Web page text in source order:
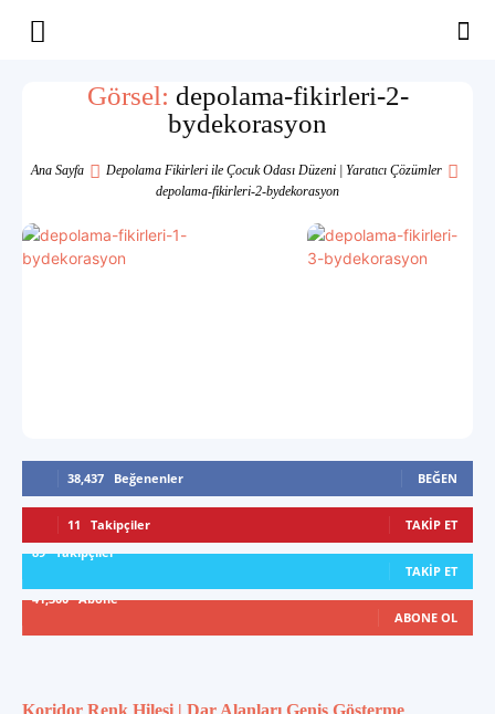
Yaşam
İlham
Görsel: depolama-fikirleri-2-
bydekorasyon
Ana Sayfa
Depolama Fikirleri ile Çocuk Odası Düzeni | Yaratıcı Çözümler
depolama-fikirleri-2-bydekorasyon
38,437 Beğenenler BEĞEN
11 Takipçiler
TAKIP ET
89 Takipçiler
TAKIP ET
41,300 Abone
ABONE OL